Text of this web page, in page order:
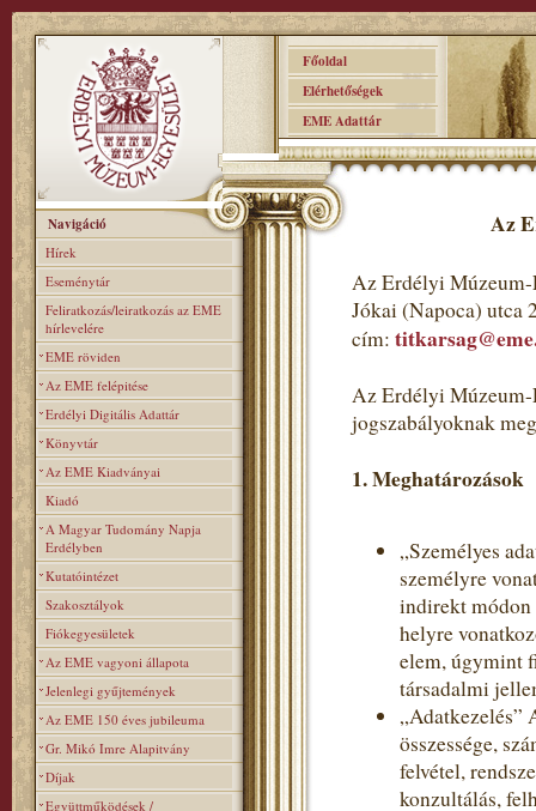
Főoldal
Elérhetőségek
EME Adattár
Navigáció
Hírek
Eseménytár
Feliratkozás/leiratkozás az EME
hírlevelére
EME röviden
Az EME felépitése
Erdélyi Digitális Adattár
Könyvtár
Az EME Kiadványai
Kiadó
A Magyar Tudomány Napja
Erdélyben
Kutatóintézet
Szakosztályok
Fiókegyesületek
Az EME vagyoni állapota
Jelenlegi gyűjtemények
Az EME 150 éves jubileuma
Gr. Mikó Imre Alapitvány
Díjak
Együttműködések /
Az
Az Erdélyi
Jókai (Napoca) utca
cím:
Az Erdélyi Múzeum-
jogszabályoknak
1. Meghatározások
„Személyes
személyre
indirekt módon
helyre
elem, úgymint
társadalmi
„Adatkezelés”
összessége,
felvétel,
konzultálás,